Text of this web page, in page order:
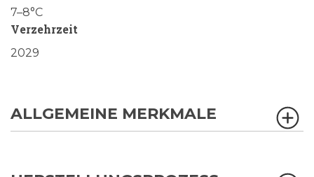
7–8°C
Verzehrzeit
2029
ALLGEMEINE MERKMALE